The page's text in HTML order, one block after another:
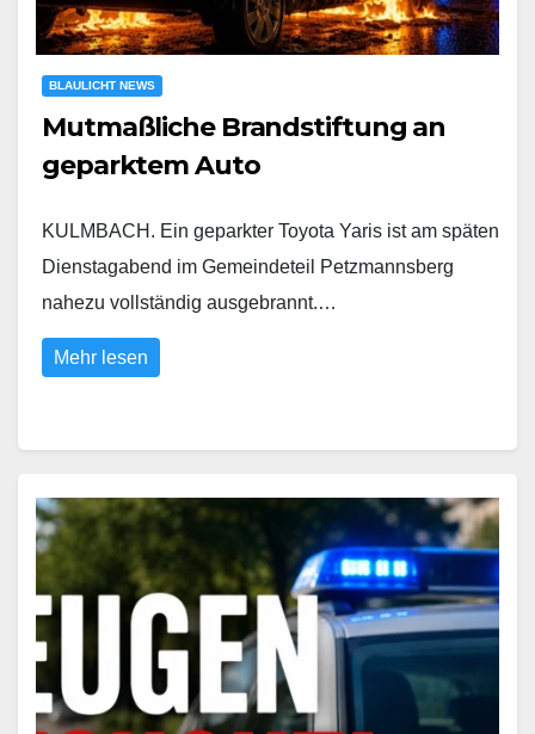
BLAULICHT NEWS
Mutmaßliche Brandstiftung an
geparktem Auto
KULMBACH. Ein geparkter Toyota Yaris ist am späten
Dienstagabend im Gemeindeteil Petzmannsberg
nahezu vollständig ausgebrannt.…
Mehr lesen